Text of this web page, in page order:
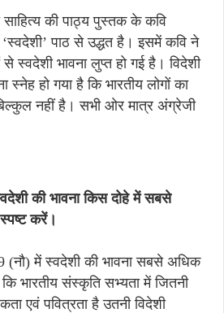
साहित्य की पाठ्य पुस्तक के कवि
‘स्वदेशी’ पाठ से उद्धत है। इसमें कवि ने
स्वदेशी भावना लुप्त हो गई है। विदेशी
स्नेह हो गया है कि भारतीय लोगों का
नहीं है। सभी ओर मात्र अंग्रेजी
की भावना किस दोहे में सबसे
करें।
(नौ) में स्वदेशी की भावना सबसे अधिक
भारतीय संस्कृति सभ्यता में जितनी
एवं पवित्रता है उतनी विदेशी